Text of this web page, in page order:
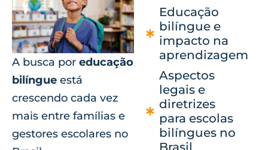
A busca por educação
bilíngue está
crescendo cada vez
mais entre famílias e
gestores escolares no
Educação
bilíngue e
impacto na
aprendizagem
Aspectos
legais e
diretrizes
para escolas
bilíngues no